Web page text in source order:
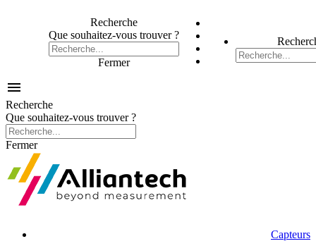
Recherche
Que souhaitez-vous trouver ?
Fermer

Recherche
Que souhaitez-vous trouver ?
Fermer
Capteurs